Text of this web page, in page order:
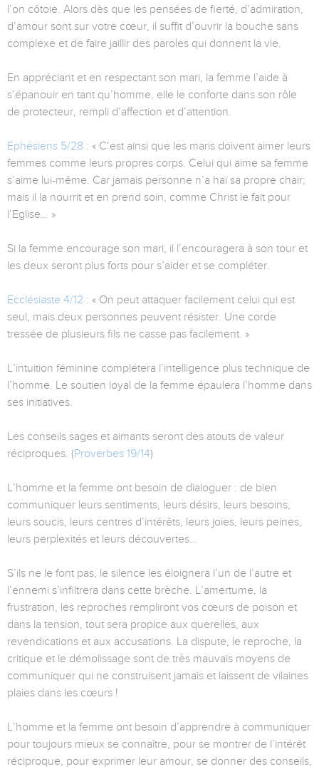
l’on côtoie. Alors dès que les pensées de fierté, d’admiration,
d’amour sont sur votre cœur, il suffit d’ouvrir la bouche sans
complexe et de faire jaillir des paroles qui donnent la vie.
En appréciant et en respectant son mari, la femme l’aide à
s’épanouir en tant qu’homme, elle le conforte dans son rôle
de protecteur, rempli d’affection et d’attention.
Ephésiens 5/28 : « C’est ainsi que les maris doivent aimer leurs
femmes comme leurs propres corps. Celui qui aime sa femme
s’aime lui-même. Car jamais personne n’a haï sa propre chair;
mais il la nourrit et en prend soin, comme Christ le fait pour
l’Eglise… »
Si la femme encourage son mari, il l’encouragera à son tour et
les deux seront plus forts pour s’aider et se compléter.
Ecclésiaste 4/12 : « On peut attaquer facilement celui qui est
seul, mais deux personnes peuvent résister. Une corde
tressée de plusieurs fils ne casse pas facilement. »
L’intuition féminine complétera l’intelligence plus technique de
l’homme. Le soutien loyal de la femme épaulera l’homme dans
ses initiatives.
Les conseils sages et aimants seront des atouts de valeur
réciproques. (Proverbes 19/14)
L’homme et la femme ont besoin de dialoguer : de bien
communiquer leurs sentiments, leurs désirs, leurs besoins,
leurs soucis, leurs centres d’intérêts, leurs joies, leurs peines,
leurs perplexités et leurs découvertes…
S’ils ne le font pas, le silence les éloignera l’un de l’autre et
l’ennemi s’infiltrera dans cette brèche. L’amertume, la
frustration, les reproches rempliront vos cœurs de poison et
dans la tension, tout sera propice aux querelles, aux
revendications et aux accusations. La dispute, le reproche, la
critique et le démolissage sont de très mauvais moyens de
communiquer qui ne construisent jamais et laissent de vilaines
plaies dans les cœurs !
L’homme et la femme ont besoin d’apprendre à communiquer
pour toujours mieux se connaître, pour se montrer de l’intérêt
réciproque, pour exprimer leur amour, se donner des conseils,